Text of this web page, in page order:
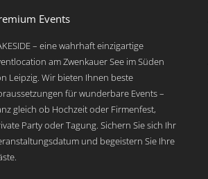
Events
– eine wahrhaft einzigartige
am Zwenkauer See im Süden
Leipzig. Wir bieten Ihnen beste
für wunderbare Events –
gleich ob Hochzeit oder Firmenfest,
Party oder Tagung. Sichern Sie sich Ihr
und begeistern Sie Ihre